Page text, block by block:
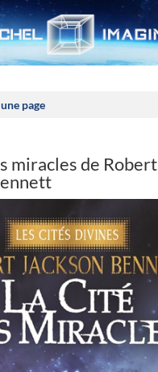
page
miracles de Robert
cookies